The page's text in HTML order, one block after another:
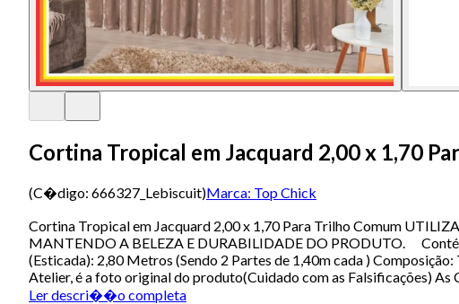
Cortina Tropical em Jacquard 2,00 x 1,70
(C�digo: 666327_Lebiscuit)Marca: Top Chick
Cortina Tropical em Jacquard 2,00 x 1,70 Para Trilho Comum
MANTENDO A BELEZA E DURABILIDADE DO PRODUTO.
(Esticada): 2,80 Metros (Sendo 2 Partes de 1,40m cada )
Atelier, é a foto original do produto(Cuidado com as Falsificações)
Ler descri��o completa